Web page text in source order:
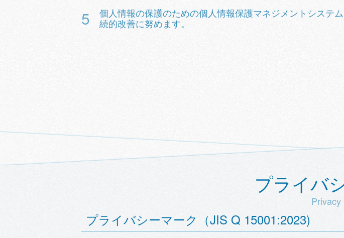
個人情報の保護のための個人情報保護マネジメントシステ
続的改善に努めます。
プライバ
Privacy
プライバシーマーク（JIS Q 15001:2023)